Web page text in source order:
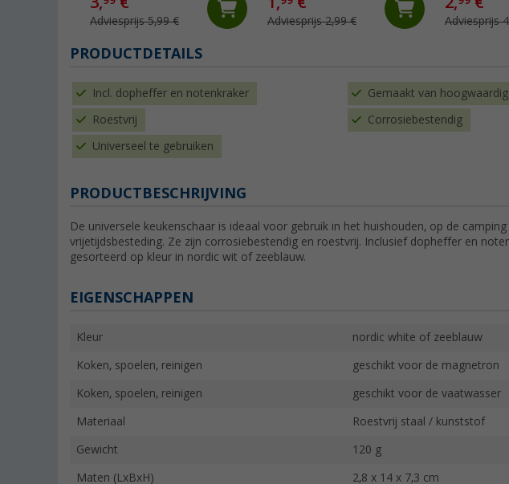
Adviesprijs 5,99 € Adviesprijs 2,99 € Adviesprijs
PRODUCTDETAILS
Incl. dopheffer en notenkraker Gemaakt van
Roestvrij Corrosiebestendig
Universeel te gebruiken
PRODUCTBESCHRIJVING
De universele keukenschaar is ideaal voor gebruik in het huishouden, op de
vrijetijdsbesteding. Ze zijn corrosiebestendig en roestvrij. Inclusief dopheffer en
gesorteerd op kleur in nordic wit of zeeblauw.
EIGENSCHAPPEN
Kleur nordic white of zeeblauw
Koken, spoelen, reinigen geschikt voor de magnetron
Koken, spoelen, reinigen geschikt voor de vaatwasser
Materiaal Roestvrij staal / kunststof
Gewicht 120 g
Maten (LxBxH) 2,8 x 14 x 7,3 cm